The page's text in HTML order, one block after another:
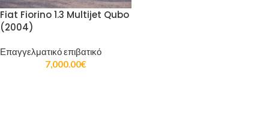
Fiat Fiorino 1.3 Multijet Qubo
(2004)
Επαγγελματικό επιβατικό
7,000.00€